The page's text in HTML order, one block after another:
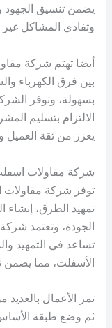
يضمن تنسيق الجهود
وتفادي المشاكل غير
أيضا تهتم شركة
بين فرق الكهرباء
بسهولة، وتوفر
الالتزام بتسليم
يعزز من ثقة العميل
شركة مقاولات
توفر شركة
تمهيد الطرق، إنشاء
الجودة، وتعتمد
تساعد في التمهيد
الأسفلت، مما يضمن
تمر الأعمال بالعديد
ثم وضع طبقة